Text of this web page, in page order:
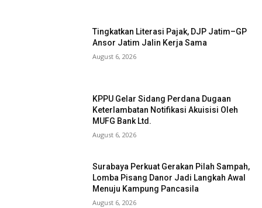
Tingkatkan Literasi Pajak, DJP Jatim–GP
Ansor Jatim Jalin Kerja Sama
August 6, 2026
KPPU Gelar Sidang Perdana Dugaan
Keterlambatan Notifikasi Akuisisi Oleh
MUFG Bank Ltd.
August 6, 2026
Surabaya Perkuat Gerakan Pilah Sampah,
Lomba Pisang Danor Jadi Langkah Awal
Menuju Kampung Pancasila
August 6, 2026